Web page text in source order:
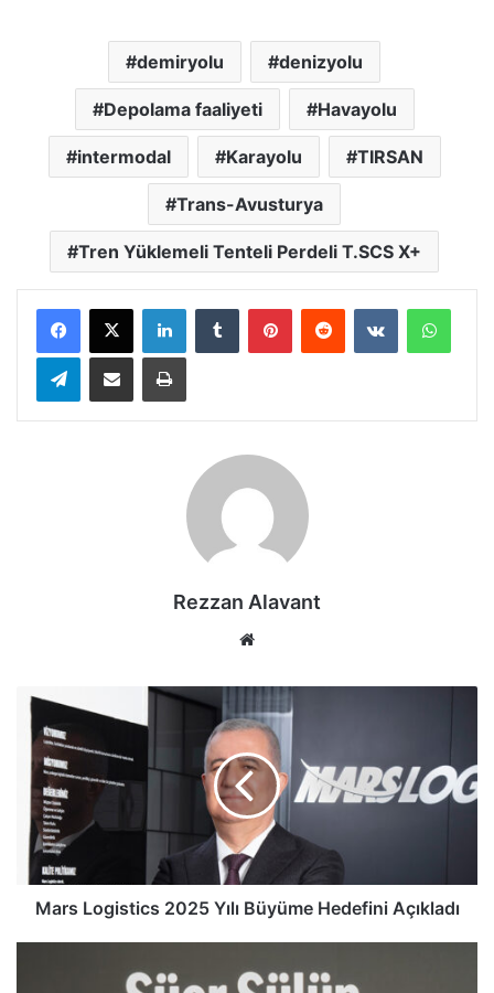
demiryolu denizyolu
Depolama faaliyeti Havayolu
intermodal Karayolu TIRSAN
Trans-Avusturya
Tren Yüklemeli Tenteli Perdeli T.SCS X+
LinkedInTumblr PinterestReddit VKontakte
TelegramE-Posta ile paylaş Yazdır
Rezzan Alavant
Mars
Logistics
2025
Yılı
Büyüme
Hedefini
Açıkladı
Mars Logistics 2025 Yılı Büyüme Hedefini Açıkladı